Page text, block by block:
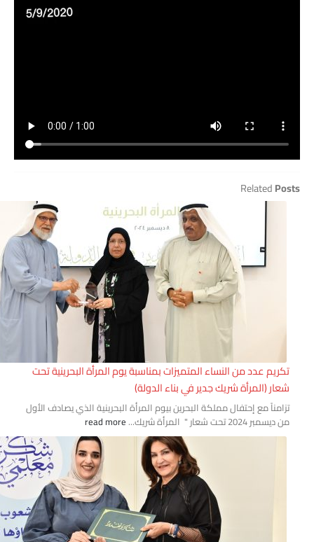
Related
عدد من النساء المتميزات بمناسبة يوم المرأة البحرينية تحت
(المرأة شريك جدير في بناء الدولة)
مع إحتفال مملكة البحرين بيوم المرأة البحرينية الذي يصادف الأول
2024 تحت شعار " المرأة شريك...
read more